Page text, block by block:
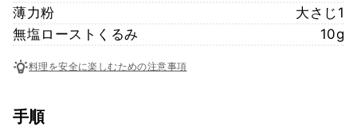
薄力粉
大さじ1
無塩ローストくるみ
10g
料理を安全に楽しむための注意事項
手順